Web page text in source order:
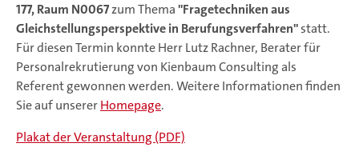
177, Raum N0067zum Thema"Fragetechniken aus
Gleichstellungsperspektive in Berufungsverfahren"statt.
Für diesen Termin konnte Herr Lutz Rachner, Berater für
Personalrekrutierung von Kienbaum Consulting als
Referent gewonnen werden. Weitere Informationen finden
Sie auf unsererHomepage.
Plakat der Veranstaltung (PDF)